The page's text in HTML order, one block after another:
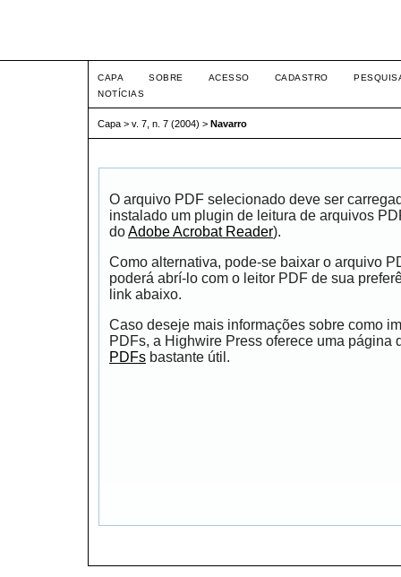
CAPA SOBRE ACESSO CADASTRO
NOTÍCIAS
Capa > v. 7, n. 7 (2004) > Navarro
O arquivo PDF selecionado deve ser
instalado um plugin de leitura de arquivos
doAdobe Acrobat Reader).
Como alternativa, pode-se baixar o arquivo
poderá abrí-lo com o leitor PDF de sua
link abaixo.
Caso deseje mais informações sobre como
PDFs, a Highwire Press oferece uma página
PDFs bastante útil.